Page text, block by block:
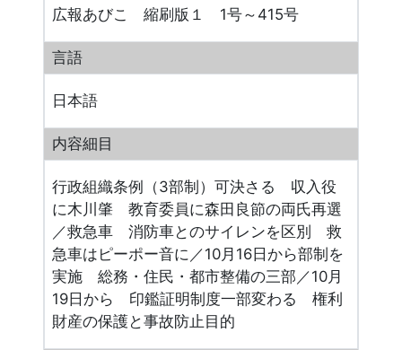
広報あびこ 縮刷版１ 1号～415号
言語
日本語
内容細目
行政組織条例（3部制）可決さる 収入役
に木川肇 教育委員に森田良節の両氏再選
／救急車 消防車とのサイレンを区別 救
急車はピーポー音に／10月16日から部制を
実施 総務・住民・都市整備の三部／10月
19日から 印鑑証明制度一部変わる 権利
財産の保護と事故防止目的